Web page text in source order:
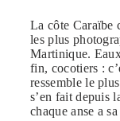
La côte Caraïbe
les plus
Martinique.
fin, cocotiers :
ressemble le
s’en fait depuis
chaque anse a